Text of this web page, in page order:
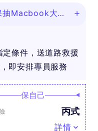
抽Macbook大
條件，送道路救援
即安排專員服務
保自己
丙式
詳情